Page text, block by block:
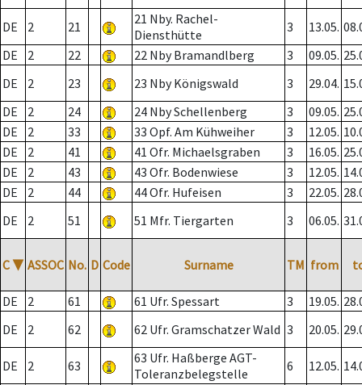
DE 2 21
21 Nby. Rachel-
Diensthütte
3 13.05.
DE
2 22 22 Nby Bramandlberg 3 09.05.
DE
2 23 23 Nby Königswald 3 29.04.
DE
2 24 24 Nby Schellenberg 3 09.05.
DE
2 33 33 Opf. Am Kühweiher 3 12.05.
DE
2 41 41 Ofr. Michaelsgraben 3 16.05.
DE
2 43 43 Ofr. Bodenwiese 3 12.05.
DE
2 44 44 Ofr. Hufeisen 3 22.05.
DE
2 51 51 Mfr. Tiergarten 3 06.05.
C ▼ ASSOC No. D Code Surname TM from
DE 2 61 61 Ufr. Spessart 3 19.05.
DE
2 62 62 Ufr. Gramschatzer Wald 3 20.05.
DE 2 63
63 Ufr. Haßberge AGT-
Toleranzbelegstelle
6 12.05.